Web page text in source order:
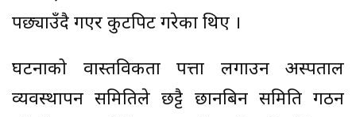
पछ्याउँदै गएर कुटपिट गरेका थिए ।
घटनाको वास्तविकता पत्ता लगाउन अस्पताल
व्यवस्थापन समितिले छट्टै छानबिन समिति गठन